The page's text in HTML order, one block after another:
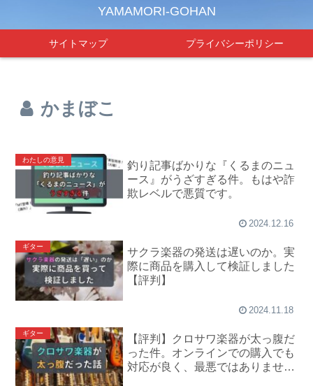
YAMAMORI-GOHAN
サイトマップ プライバシーポリシー
かまぼこ
わたしの意見
釣り記事ばかりな『くるまのニュ
ース』がうざすぎる件。もはや詐
欺レベルで悪質です。
2024.12.16
ギター
サクラ楽器の発送は遅いのか。実
際に商品を購入して検証しました
【評判】
2024.11.18
ギター
【評判】クロサワ楽器が太っ腹だ
った件。オンラインでの購入でも
対応が良く、最悪ではありません